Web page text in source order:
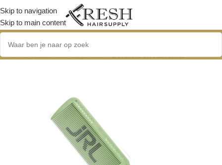
Skip to navigation
Skip to main content
Home/ Kappersbenodigdheden/ Borstels en Kammen